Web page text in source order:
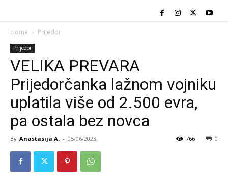
Home Prijedor
Prijedor
VELIKA PREVARA
Prijedorčanka lažnom vojniku
uplatila više od 2.500 evra,
pa ostala bez novca
By Anastasija A. - 05/06/2023 0
766